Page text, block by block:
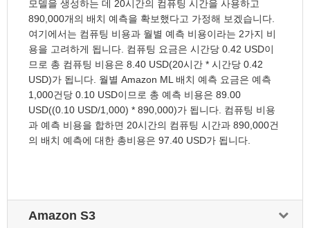
모델을 생성하는 데 20시간의 컴퓨팅 시간을 사용하고
890,000개의 배치 예측을 확보했다고 가정해 보겠습니다.
여기에서는 컴퓨팅 비용과 월별 예측 비용이라는 2가지 비
용을 고려하게 됩니다. 컴퓨팅 요금은 시간당 0.42 USD이
므로 총 컴퓨팅 비용은 8.40 USD(20시간 * 시간당 0.42
USD)가 됩니다. 월별 Amazon ML 배치 예측 요금은 예측
1,000건당 0.10 USD이므로 총 예측 비용은 89.00
USD((0.10 USD/1,000) * 890,000)가 됩니다. 컴퓨팅 비용
과 예측 비용을 합하면 20시간의 컴퓨팅 시간과 890,000건
의 배치 예측에 대한 총비용은 97.40 USD가 됩니다.
Amazon S3